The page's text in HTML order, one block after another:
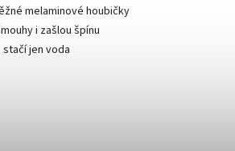
melaminové houbičky
i zašlou špínu
jen voda